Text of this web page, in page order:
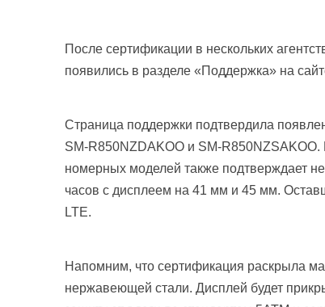
После сертификации в нескольких
появились в разделе «Поддержка» на
Страница поддержки подтвердила
SM-R850NZDAKOO и SM-
номерных моделей также подтверждает
часов с дисплеем на 41 мм и 45 мм.
LTE.
Напомним, что сертификация раскрыла
нержавеющей стали. Дисплей будет